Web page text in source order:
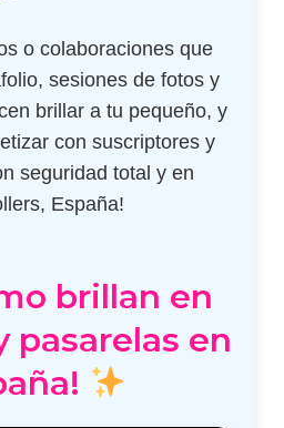
o colaboraciones que
sesiones de fotos y
brillar a tu pequeño, y
con suscriptores y
seguridad total y en
España!
brillan en
pasarelas en